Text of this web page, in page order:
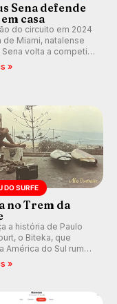
Sena defende
casa
do circuito em 2024
de Miami, natalense
Sena volta a competir
em busca de manter a
»
DO SURFE
no Trem da
a história de Paulo
o Biteka, que
América do Sul rumo
em uma jornada
»